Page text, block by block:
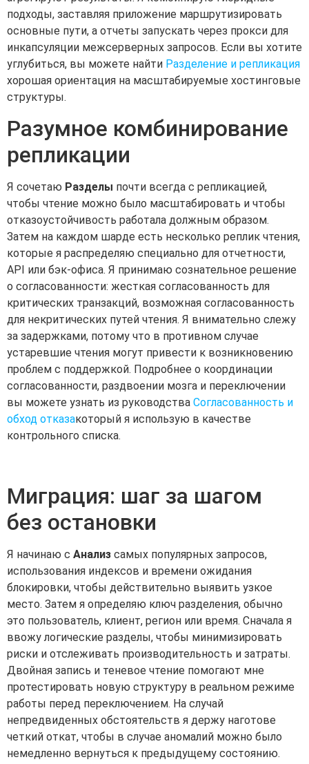
подходы, заставляя приложение маршрутизировать
основные пути, а отчеты запускать через прокси для
инкапсуляции межсерверных запросов. Если вы хотите
углубиться, вы можете найти Разделение и репликация
хорошая ориентация на масштабируемые хостинговые
структуры.
Разумное комбинирование
репликации
Я сочетаю Разделы почти всегда с репликацией,
чтобы чтение можно было масштабировать и чтобы
отказоустойчивость работала должным образом.
Затем на каждом шарде есть несколько реплик чтения,
которые я распределяю специально для отчетности,
API или бэк-офиса. Я принимаю сознательное решение
о согласованности: жесткая согласованность для
критических транзакций, возможная согласованность
для некритических путей чтения. Я внимательно слежу
за задержками, потому что в противном случае
устаревшие чтения могут привести к возникновению
проблем с поддержкой. Подробнее о координации
согласованности, раздвоении мозга и переключении
вы можете узнать из руководства Согласованность и
обход отказакоторый я использую в качестве
контрольного списка.
Миграция: шаг за шагом
без остановки
Я начинаю с Анализ самых популярных запросов,
использования индексов и времени ожидания
блокировки, чтобы действительно выявить узкое
место. Затем я определяю ключ разделения, обычно
это пользователь, клиент, регион или время. Сначала я
ввожу логические разделы, чтобы минимизировать
риски и отслеживать производительность и затраты.
Двойная запись и теневое чтение помогают мне
протестировать новую структуру в реальном режиме
работы перед переключением. На случай
непредвиденных обстоятельств я держу наготове
четкий откат, чтобы в случае аномалий можно было
немедленно вернуться к предыдущему состоянию.